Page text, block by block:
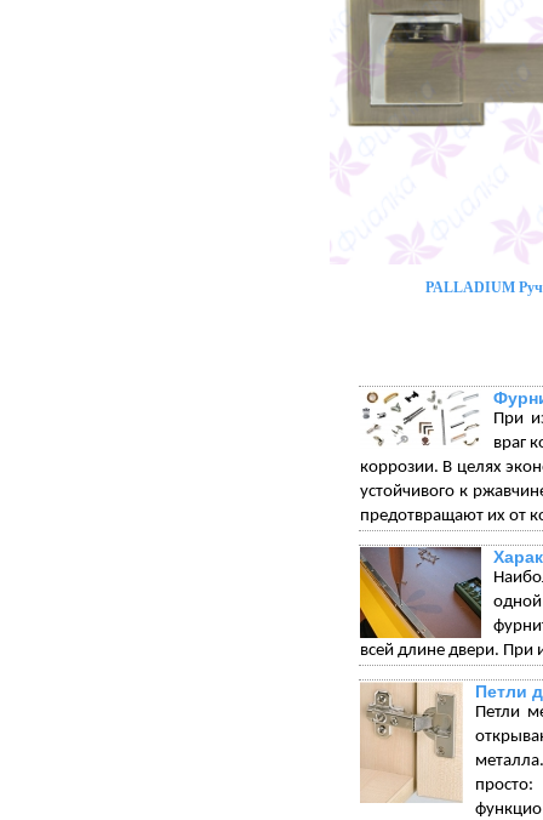
PALLADIUM
При
враг
коррозии. В целях
устойчивого к
предотвращают их от
всей длине двери. При
Петли
Петли